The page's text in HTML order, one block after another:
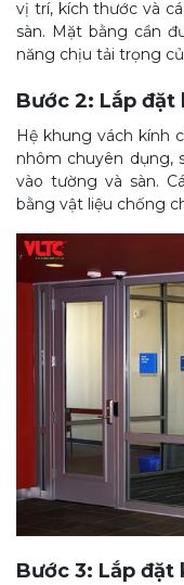
vị trí, kích thước và
sàn. Mặt bằng cần
năng chịu tải trọng
Bước 2: Lắp đặt
Hệ khung vách kính
nhôm chuyên dụng,
vào tường và sàn.
bằng vật liệu chống
Bước 3: Lắp